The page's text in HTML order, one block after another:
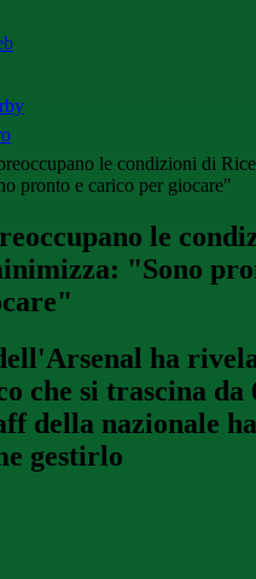
le condizioni di
pronto e carico per giocare"
le
"Sono
ha
che si trascina da
della nazionale ha
gestirlo